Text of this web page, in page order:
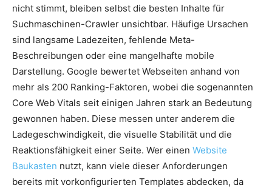
nicht stimmt, bleiben selbst die besten Inhalte für
Suchmaschinen-Crawler unsichtbar. Häufige Ursachen
sind langsame Ladezeiten, fehlende Meta-
Beschreibungen oder eine mangelhafte mobile
Darstellung. Google bewertet Webseiten anhand von
mehr als 200 Ranking-Faktoren, wobei die sogenannten
Core Web Vitals seit einigen Jahren stark an Bedeutung
gewonnen haben. Diese messen unter anderem die
Ladegeschwindigkeit, die visuelle Stabilität und die
Reaktionsfähigkeit einer Seite. Wer einen Website
Baukasten nutzt, kann viele dieser Anforderungen
bereits mit vorkonfigurierten Templates abdecken, da